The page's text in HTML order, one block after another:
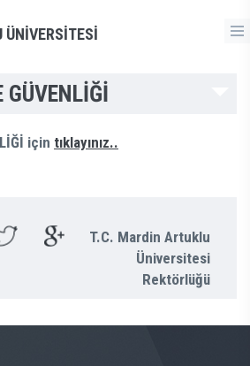
ÜNİVERSİTESİ
GÜVENLİĞİ
için tıklayınız..
T.C. Mardin Artuklu
Üniversitesi
Rektörlüğü